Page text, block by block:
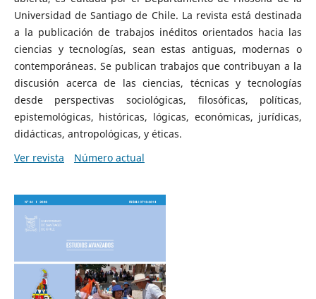
Universidad de Santiago de Chile. La revista está destinada
a la publicación de trabajos inéditos orientados hacia las
ciencias y tecnologías, sean estas antiguas, modernas o
contemporáneas. Se publican trabajos que contribuyan a la
discusión acerca de las ciencias, técnicas y tecnologías
desde perspectivas sociológicas, filosóficas, políticas,
epistemológicas, históricas, lógicas, económicas, jurídicas,
didácticas, antropológicas, y éticas.
Ver revista
Número actual